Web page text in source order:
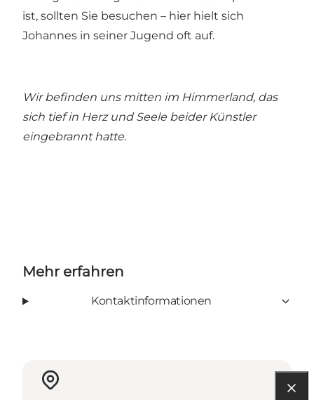
ist, sollten Sie besuchen – hier hielt sich
Johannes in seiner Jugend oft auf.
Wir befinden uns mitten im Himmerland, das
sich tief in Herz und Seele beider Künstler
eingebrannt hatte.
Mehr erfahren
Kontaktinformationen